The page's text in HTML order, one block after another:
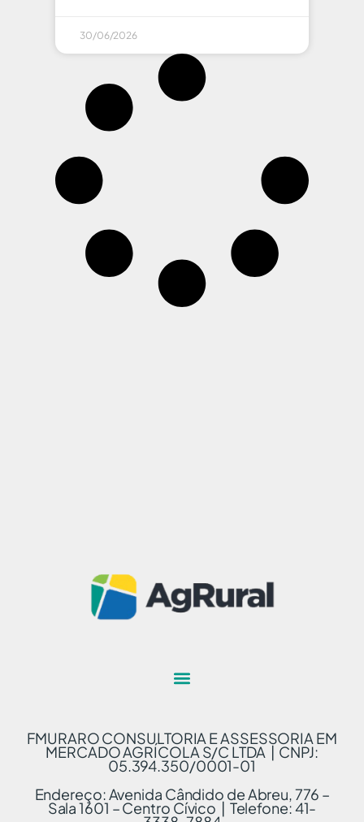
30/06/2026
FMURARO CONSULTORIA E ASSESSORIA EM
MERCADO AGRÍCOLA S/C LTDA | CNPJ:
05.394.350/0001-01
Endereço: Avenida Cândido de Abreu, 776 –
Sala 1601 – Centro Cívico | Telefone: 41-